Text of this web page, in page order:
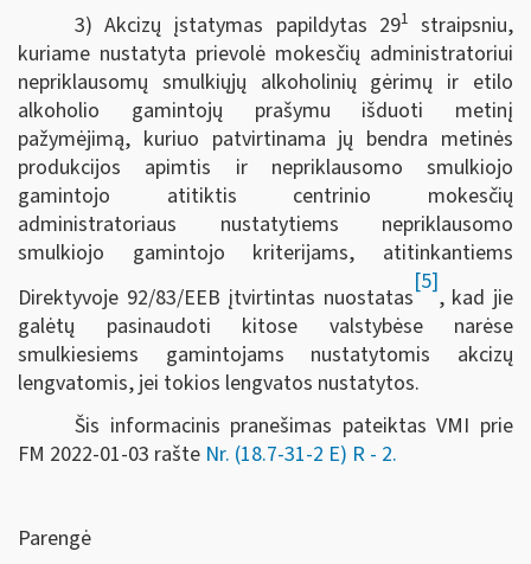
3) Akcizų įstatymas papildytas 291 straipsniu,
kuriame nustatyta prievolė mokesčių administratoriui
nepriklausomų smulkiųjų alkoholinių gėrimų ir etilo
alkoholio gamintojų prašymu išduoti metinį
pažymėjimą, kuriuo patvirtinama jų bendra metinės
produkcijos apimtis ir nepriklausomo smulkiojo
gamintojo atitiktis centrinio mokesčių
administratoriaus nustatytiems nepriklausomo
smulkiojo gamintojo kriterijams, atitinkantiems
Direktyvoje 92/83/EEB įtvirtintas nuostatas
[5]
, kad jie
galėtų pasinaudoti kitose valstybėse narėse
smulkiesiems gamintojams nustatytomis akcizų
lengvatomis, jei tokios lengvatos nustatytos.
Šis informacinis pranešimas pateiktas VMI prie
FM 2022-01-03 rašte Nr. (18.7-31-2 E) R - 2.
Parengė